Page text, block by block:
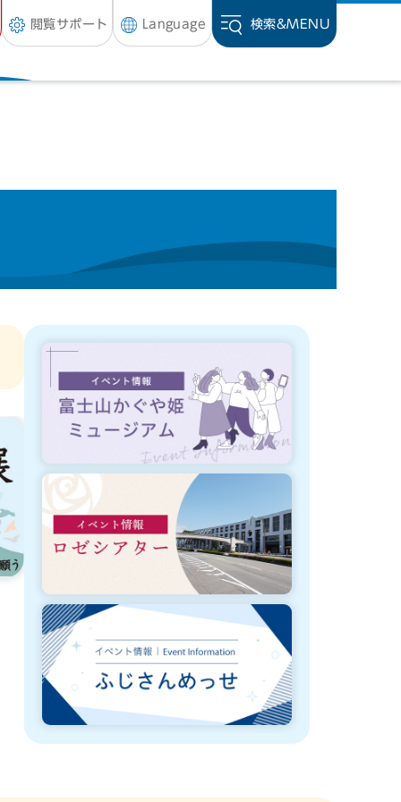
閲覧サポート Language 検索&MENU
8月3日から3月31日まで開催
富士市庁舎キッチンカー等出店事業
者の募集